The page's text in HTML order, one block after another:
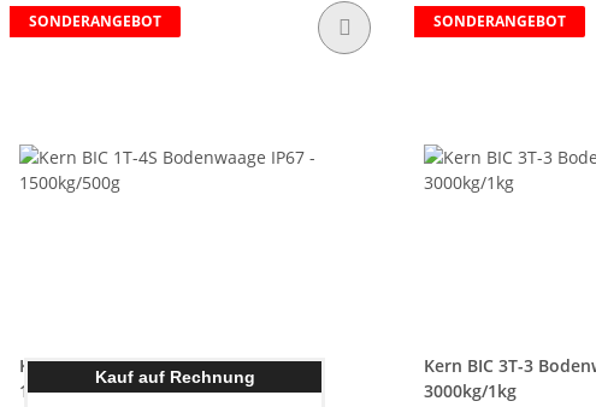
Kauf auf Rechnung
SONDERANGEBOT
Kern BIC 1T-4S Bodenwaage IP67 -
1500kg/500g
SONDERANGEBOT
Kern BIC 3T-3
3000kg/1kg